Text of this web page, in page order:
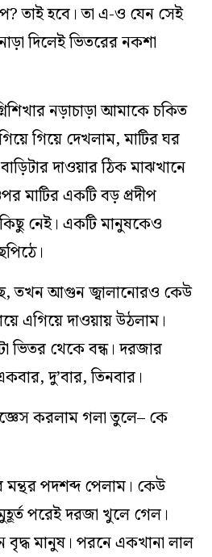
তাই হবে। তা এ-ও যেন সেই
দিলেই ভিতরের নকশা
নড়াচাড়া আমাকে চকিত
গিয়ে দেখলাম, মাটির ঘর
দাওয়ার ঠিক মাঝখানে
মাটির একটি বড় প্রদীপ
নেই। একটি মানুষকেও
তখন আগুন জ্বালানোরও কেউ
এগিয়ে দাওয়ায় উঠলাম।
ভিতর থেকে বন্ধ। দরজার
দু’বার, তিনবার।
করলাম গলা তুলে– কে
পদশব্দ পেলাম। কেউ
পরেই দরজা খুলে গেল।
মানুষ। পরনে একখানা লাল